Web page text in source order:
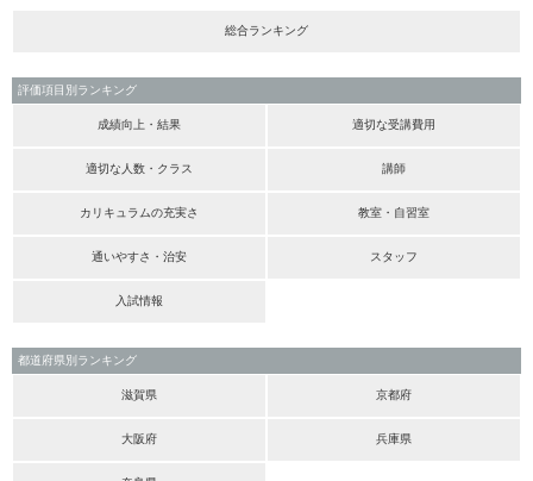
総合ランキング
評価項目別ランキング
成績向上・結果 適切な受講費用
適切な人数・クラス 講師
カリキュラムの充実さ 教室・自習室
通いやすさ・治安 スタッフ
入試情報
都道府県別ランキング
滋賀県 京都府
大阪府 兵庫県